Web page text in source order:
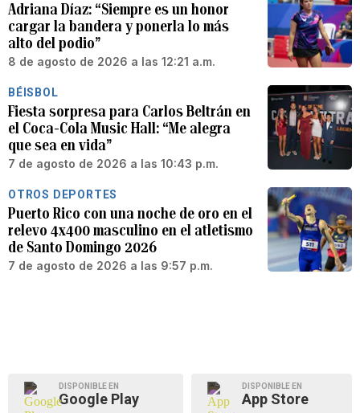
Adriana Díaz: “Siempre es un honor
cargar la bandera y ponerla lo más
alto del podio”
8 de agosto de 2026 a las 12:21 a.m.
BÉISBOL
Fiesta sorpresa para Carlos Beltrán en
el Coca-Cola Music Hall: “Me alegra
que sea en vida”
7 de agosto de 2026 a las 10:43 p.m.
OTROS DEPORTES
Puerto Rico con una noche de oro en el
relevo 4x400 masculino en el atletismo
de Santo Domingo 2026
7 de agosto de 2026 a las 9:57 p.m.
DISPONIBLE EN
Google Play
DISPONIBLE EN
App Store